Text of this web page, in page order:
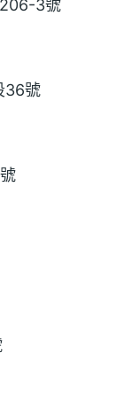
3號
36號